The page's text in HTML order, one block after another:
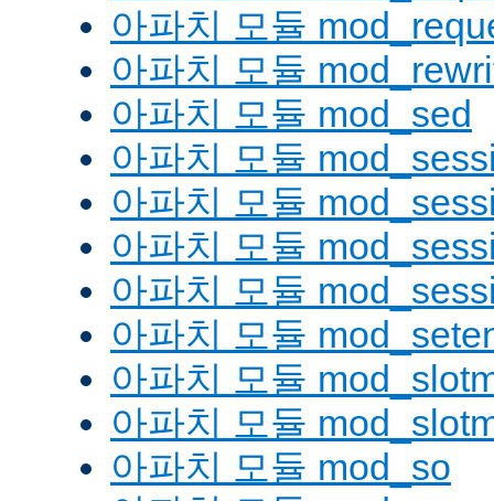
아파치 모듈
아파치 모듈
아파치 모듈 mod_sed
아파치 모듈
아파치 모듈
아파치 모듈
아파치 모듈
아파치 모듈
아파치 모듈
아파치 모듈
아파치 모듈 mod_so